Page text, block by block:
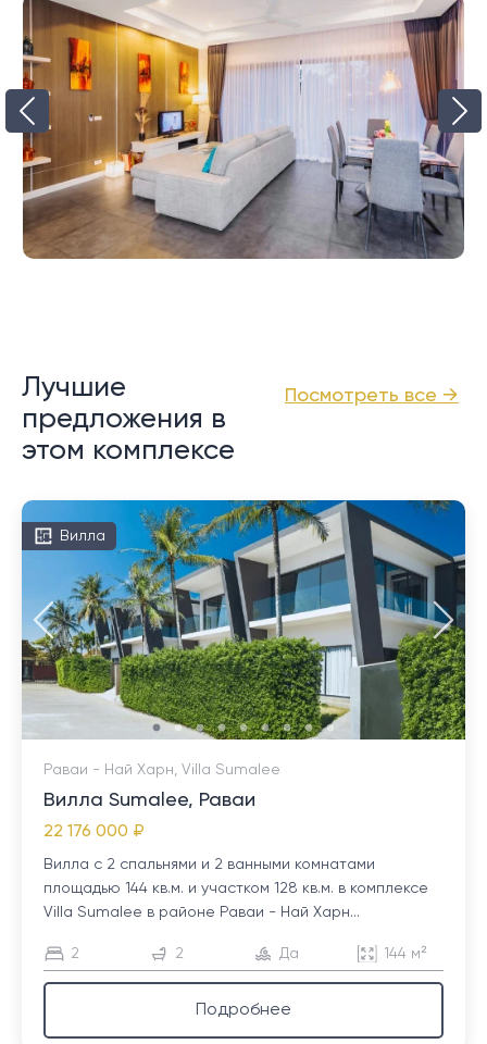
Посмотреть все →
Лучшие
предложения в
этом комплексе
Вилла
Раваи - Най Харн, Villa Sumalee
Вилла Sumalee, Раваи
22 176 000 ₽
Вилла с 2 спальнями и 2 ванными комнатами
площадью 144 кв.м. и участком 128 кв.м. в комплексе
Villa Sumalee в районе Раваи - Най Харн...
2 2 Да 144 м²
Подробнее